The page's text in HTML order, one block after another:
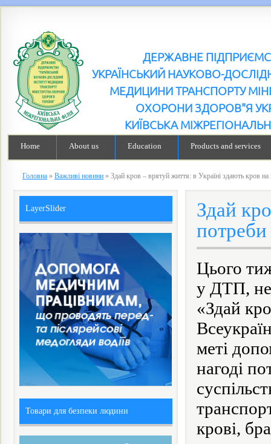
ДЕРЖАВНЕ
УКРАЇНСЬКИЙ НАУКОВО-
МЕДИЦИНИ ТРАНСПОРТУ
ОХОРОНИ ЗДОРОВ"Я
КИЇВСЬКА
Home About us Education Products and services
Головна » Важливі новини » Здай кров – врятуй життя: в Україні здають кров
Здай
Цього
у ДТП,
«Здай
меті
нагоді
крові,
LayerSlider
Товари для безпеки людини